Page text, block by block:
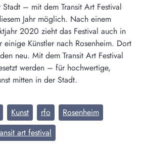
– mit dem Transit Art Festival
Jahr möglich. Nach einem
2020 zieht das Festival auch in
einige Künstler nach Rosenheim. Dort
neu. Mit dem Transit Art Festival
werden – für hochwertige,
mitten in der Stadt.
Kunst rfo
Rosenheim
art festival